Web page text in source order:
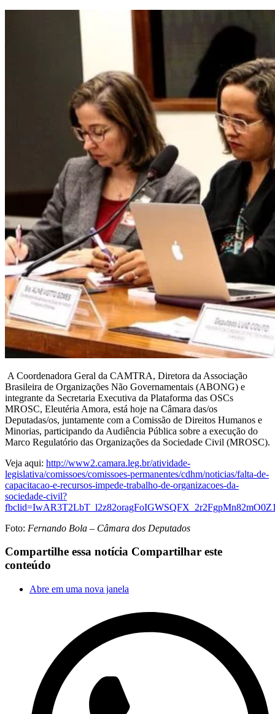
A Coordenadora Geral da CAMTRA, Diretora da Associação
Brasileira de Organizações Não Governamentais (ABONG) e
integrante da Secretaria Executiva da Plataforma das OSCs
MROSC, Eleutéria Amora, está hoje na Câmara das/os
Deputadas/os, juntamente com a Comissão de Direitos Humanos e
Minorias, participando da Audiência Pública sobre a execução do
Marco Regulatório das Organizações da Sociedade Civil (MROSC).
Veja aqui: http://www2.camara.leg.br/atividade-
legislativa/comissoes/comissoes-permanentes/cdhm/noticias/falta-de-
capacitacao-e-recursos-impede-trabalho-de-organizacoes-da-
sociedade-civil?
Foto: Fernando Bola – Câmara dos Deputados
Compartilhe essa notícia Compartilhar este
conteúdo
Abre em uma nova janela